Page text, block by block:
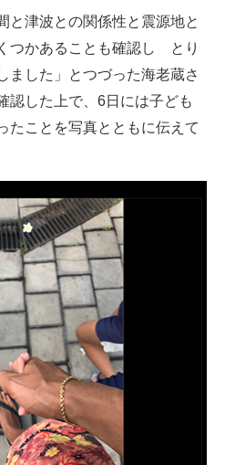
津波との関係性と震源地と
つかあることも確認し とり
ました」とつづった海老蔵さ
認した上で、6日には子ども
たことを写真とともに伝えて